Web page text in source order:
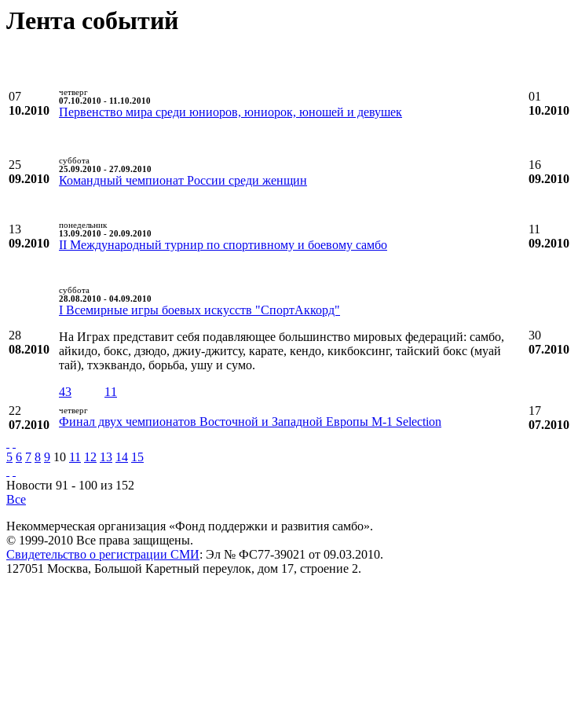
Лента событий
07
10.2010
четверг
07.10.2010 - 11.10.2010
Первенство мира среди юниоров, юниорок, юношей и девушек
01
10.2010
25
09.2010
суббота
25.09.2010 - 27.09.2010
Командный чемпионат России среди женщин
16
09.2010
13
09.2010
понедельник
13.09.2010 - 20.09.2010
II Международный турнир по спортивному и боевому самбо
11
09.2010
28
08.2010
суббота
28.08.2010 - 04.09.2010
I Всемирные игры боевых искусств "СпортАккорд"
На Играх представит себя подавляющее большинство мировых федераций: самбо,
айкидо, бокс, дзюдо, джиу-джитсу, карате, кендо, кикбоксинг, тайский бокс (муай
тай), тхэквандо, борьба, ушу и сумо.
43
11
30
07.2010
22
07.2010
четверг
Финал двух чемпионатов Восточной и Западной Европы М-1 Selection
17
07.2010
5 6 7 8 9 10 11 12 13 14 15
Новости 91 - 100 из 152
Все
Некоммерческая организация «Фонд поддержки и развития самбо».
© 1999-2010 Все права защищены.
Свидетельство о регистрации СМИ: Эл № ФС77-39021 от 09.03.2010.
127051 Москва, Большой Каретный переулок, дом 17, строение 2.